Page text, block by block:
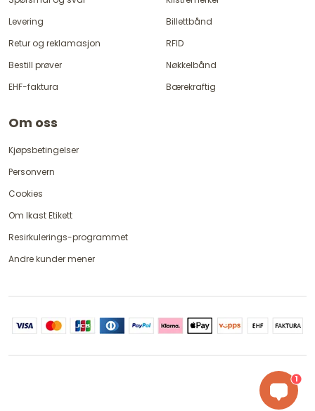
Levering
Retur og reklamasjon
Bestill prøver
EHF-faktura
Billettbånd
RFID
Nøkkelbånd
Bærekraftig
Om oss
Kjøpsbetingelser
Personvern
Cookies
Om Ikast Etikett
Resirkulerings-programmet
Andre kunder mener
1